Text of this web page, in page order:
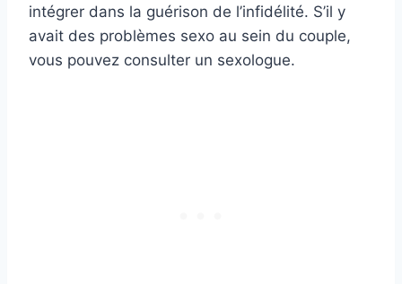
intégrer dans la guérison de l’infidélité. S’il y
avait des problèmes sexo au sein du couple,
vous pouvez consulter un sexologue.